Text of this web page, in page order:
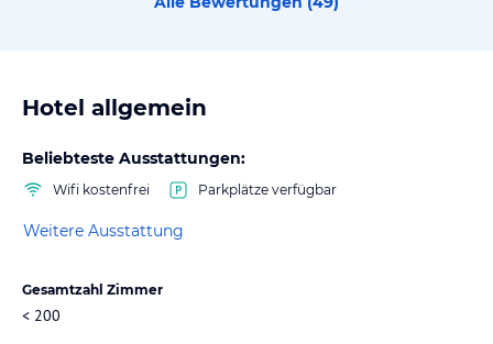
Hotel allgemein
Beliebteste Ausstattungen:
Wifi kostenfrei Parkplätze verfügbar
Weitere Ausstattung
Gesamtzahl Zimmer
< 200